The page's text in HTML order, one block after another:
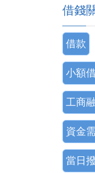
借錢
借款
小額
工商
資金
當日